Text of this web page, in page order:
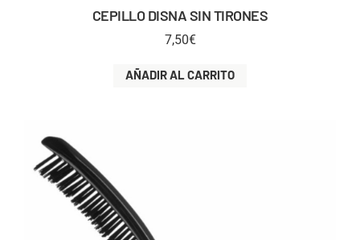
CEPILLO DISNA SIN TIRONES
7,50€
AÑADIR AL CARRITO